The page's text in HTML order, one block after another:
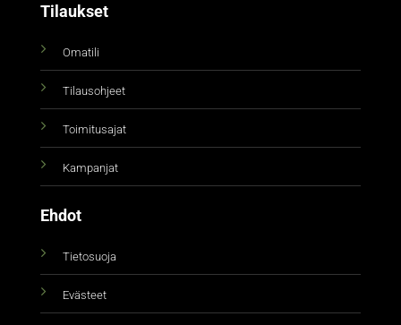
Tilaukset
Omatili
Tilausohjeet
Toimitusajat
Kampanjat
Ehdot
Tietosuoja
Evästeet